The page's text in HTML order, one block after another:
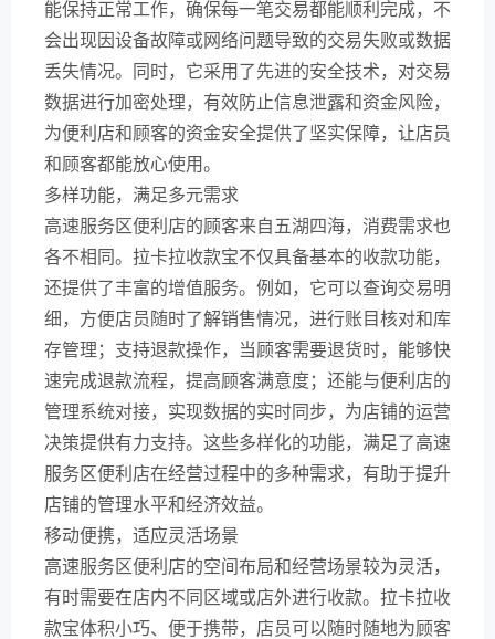
能保持正常工作，确保每一笔交易都能顺利完成，不
会出现因设备故障或网络问题导致的交易失败或数据
丢失情况。同时，它采用了先进的安全技术，对交易
数据进行加密处理，有效防止信息泄露和资金风险，
为便利店和顾客的资金安全提供了坚实保障，让店员
和顾客都能放心使用。
多样功能，满足多元需求
高速服务区便利店的顾客来自五湖四海，消费需求也
各不相同。拉卡拉收款宝不仅具备基本的收款功能，
还提供了丰富的增值服务。例如，它可以查询交易明
细，方便店员随时了解销售情况，进行账目核对和库
存管理；支持退款操作，当顾客需要退货时，能够快
速完成退款流程，提高顾客满意度；还能与便利店的
管理系统对接，实现数据的实时同步，为店铺的运营
决策提供有力支持。这些多样化的功能，满足了高速
服务区便利店在经营过程中的多种需求，有助于提升
店铺的管理水平和经济效益。
移动便携，适应灵活场景
高速服务区便利店的空间布局和经营场景较为灵活，
有时需要在店内不同区域或店外进行收款。拉卡拉收
款宝体积小巧、便于携带，店员可以随时随地为顾客